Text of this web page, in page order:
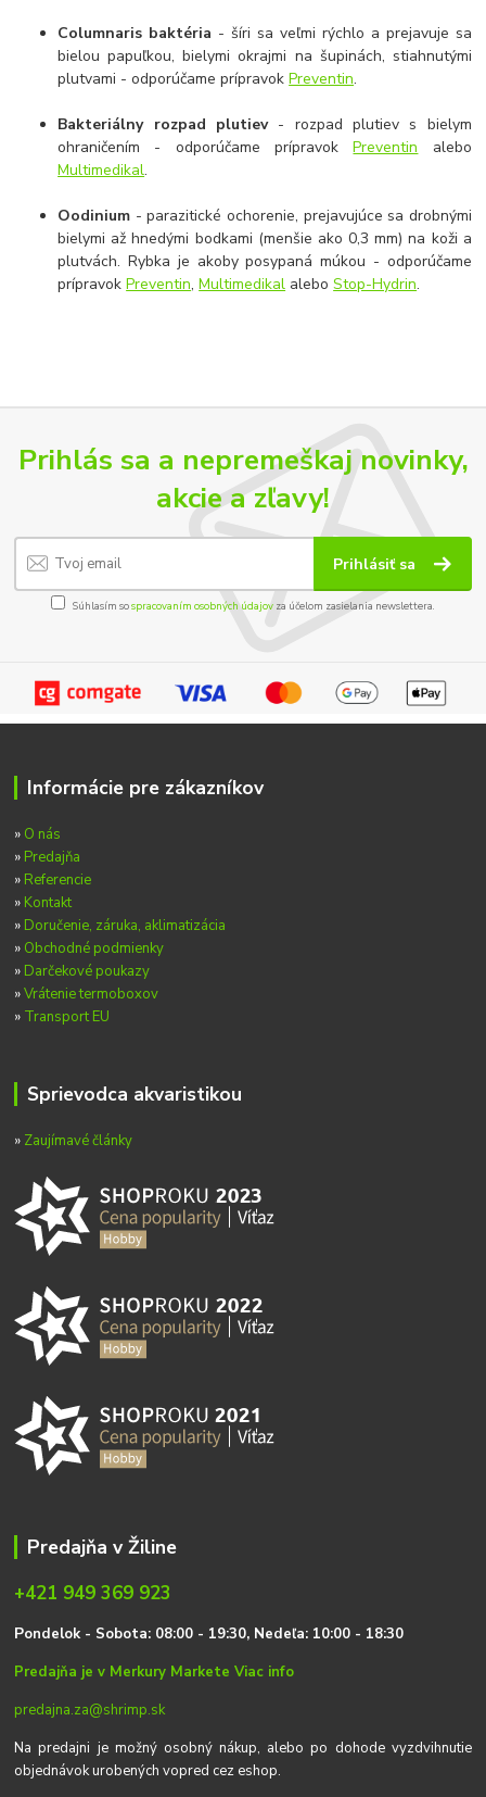
Columnaris baktéria - šíri sa veľmi rýchlo a prejavuje sa
bielou papuľkou, bielymi okrajmi na šupinách, stiahnutými
plutvami - odporúčame prípravokPreventin.
Bakteriálny rozpad plutiev- rozpad plutiev s bielym
ohraničením - odporúčame prípravokPreventin alebo
Multimedikal.
Oodinium - parazitické ochorenie, prejavujúce sa drobnými
bielymi až hnedými bodkami (menšie ako 0,3 mm) na koži a
plutvách. Rybka je akoby posypaná múkou - odporúčame
prípravokPreventin,Multimedikal aleboStop-Hydrin.
Prihlás sa a nepremeškaj novinky,
akcie a zľavy!
Prihlásiť sa
Súhlasím sospracovaním osobných údajov za účelom zasielania newslettera.
Informácie pre zákazníkov
» O nás
» Predajňa
» Referencie
» Kontakt
» Doručenie, záruka, aklimatizácia
» Obchodné podmienky
» Darčekové poukazy
»Vrátenie termoboxov
» Transport EU
Sprievodca akvaristikou
» Zaujímavé články
Predajňa v Žiline
+421 949 369 923
Pondelok - Sobota: 08:00 - 19:30, Nedeľa: 10:00 - 18:30
Predajňa je v Merkury MarketeViac info
predajna.za@shrimp.sk
Na predajni je možný osobný nákup, alebo po dohode vyzdvihnutie
objednávok urobených vopred cez eshop.